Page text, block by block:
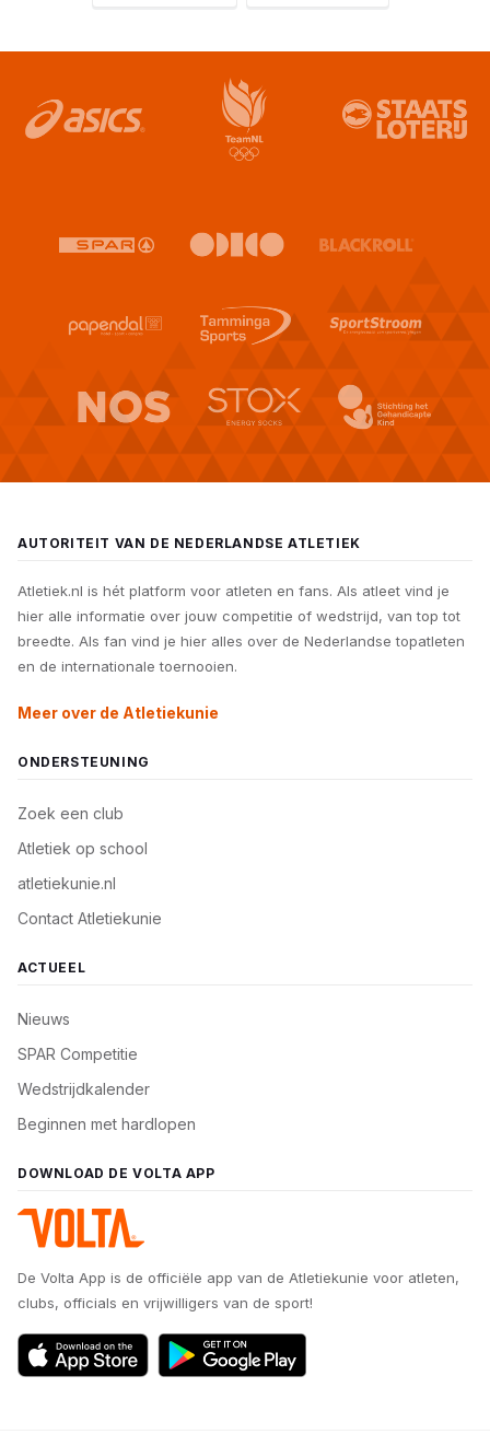
AUTORITEIT VAN DE NEDERLANDSE ATLETIEK
Atletiek.nl is hét platform voor atleten en fans. Als atleet vind je
hier alle informatie over jouw competitie of wedstrijd, van top tot
breedte. Als fan vind je hier alles over de Nederlandse topatleten
en de internationale toernooien.
Meer over de Atletiekunie
ONDERSTEUNING
Zoek een club
Atletiek op school
atletiekunie.nl
Contact Atletiekunie
ACTUEEL
Nieuws
SPAR Competitie
Wedstrijdkalender
Beginnen met hardlopen
DOWNLOAD DE VOLTA APP
De Volta App is de officiële app van de Atletiekunie voor atleten,
clubs, officials en vrijwilligers van de sport!